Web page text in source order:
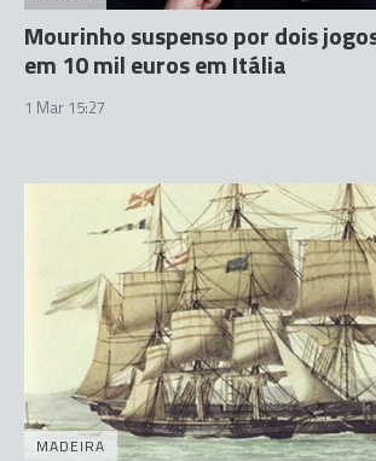
Mourinho suspenso por dois
em 10 mil euros em Itália
1 Mar 15:27
MADEIRA